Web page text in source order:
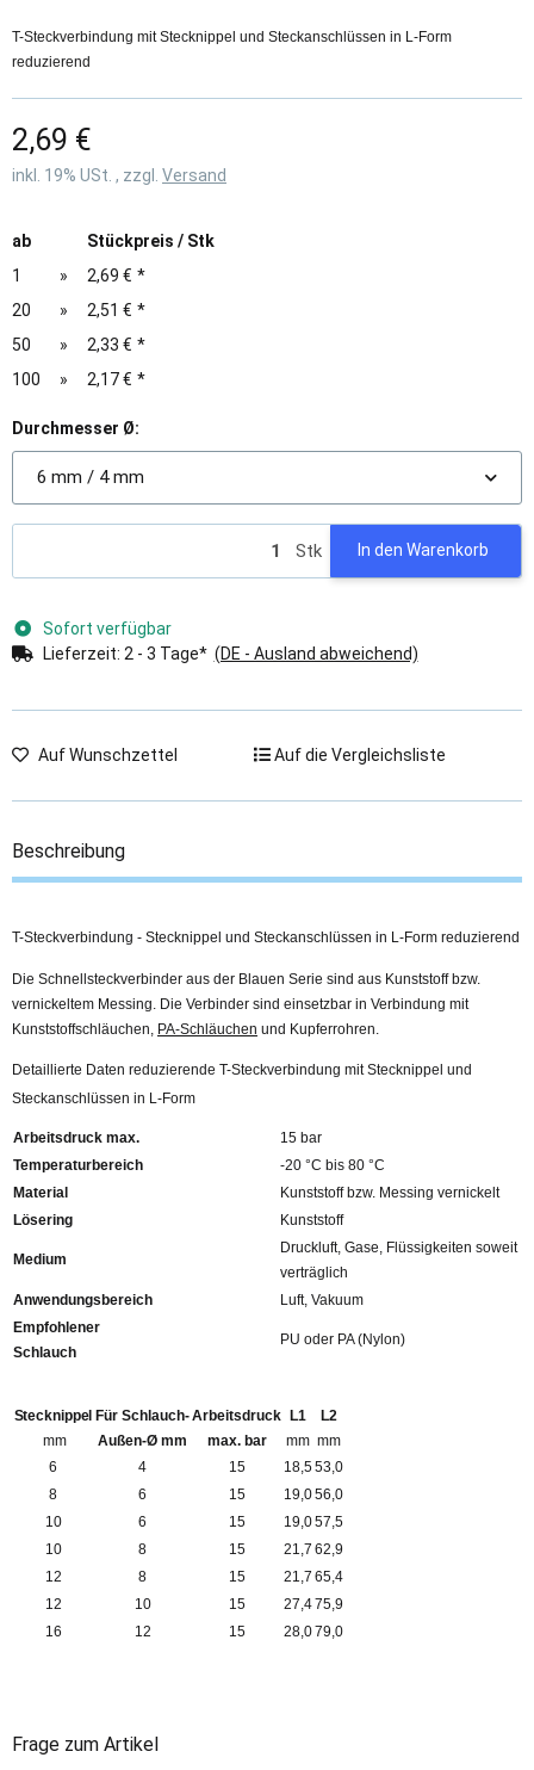
T-Steckverbindung mit Stecknippel und Steckanschlüssen in L-Form
reduzierend
2,69 €
inkl. 19% USt. , zzgl. Versand
ab
Stückpreis / Stk
1
» 2,69 € *
20
» 2,51 € *
50
» 2,33 € *
100
» 2,17 € *
Durchmesser Ø:
6 mm / 4 mm
Stk In den Warenkorb
Sofort verfügbar
Lieferzeit: 2 - 3 Tage* (DE - Ausland abweichend)
Auf Wunschzettel Auf die Vergleichsliste
Beschreibung
T-Steckverbindung - Stecknippel und Steckanschlüssen in L-Form reduzierend
Die Schnellsteckverbinder aus der Blauen Serie sind aus Kunststoff bzw.
vernickeltem Messing. Die Verbinder sind einsetzbar in Verbindung mit
Kunststoffschläuchen, PA-Schläuchen und Kupferrohren.
Detaillierte Daten reduzierende T-Steckverbindung mit Stecknippel und
Steckanschlüssen in L-Form
Arbeitsdruck max.
15 bar
Temperaturbereich
-20 °C bis 80 °C
Material
Kunststoff bzw. Messing vernickelt
Lösering
Kunststoff
Medium
Druckluft, Gase, Flüssigkeiten soweit
verträglich
Anwendungsbereich
Luft, Vakuum
Empfohlener
Schlauch
PU oder PA (Nylon)
Stecknippel
mm
Für Schlauch-
Außen-Ø mm
Arbeitsdruck
max. bar
L1
mm
L2
mm
6
4 15 18,553,0
8
6 15 19,056,0
10
6 15 19,057,5
10
8 15 21,7 62,9
12
8 15 21,7 65,4
12
10 15 27,475,9
16
12 15 28,079,0
Frage zum Artikel